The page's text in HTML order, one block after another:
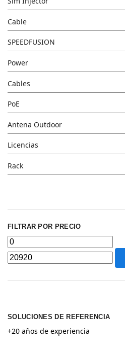
Cable
SPEEDFUSION
Power
Cables
PoE
Antena Outdoor
Licencias
Rack
FILTRAR POR PRECIO
SOLUCIONES DE REFERENCIA
+20 años de experiencia